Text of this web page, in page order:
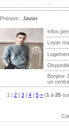
Prénom : Javier
Infos
Loyer
Bonjour
un
1 | 2 | 3 | 4 | 5 > (1 à 25